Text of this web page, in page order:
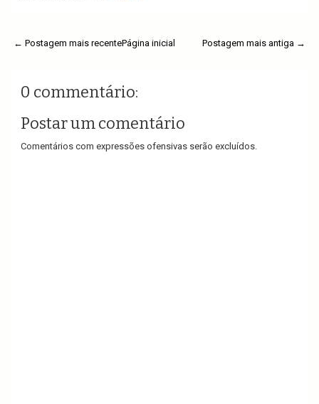
← Postagem mais recente Postagem mais antiga →
Página inicial
0 commentário:
Postar um comentário
Comentários com expressões ofensivas serão excluídos.